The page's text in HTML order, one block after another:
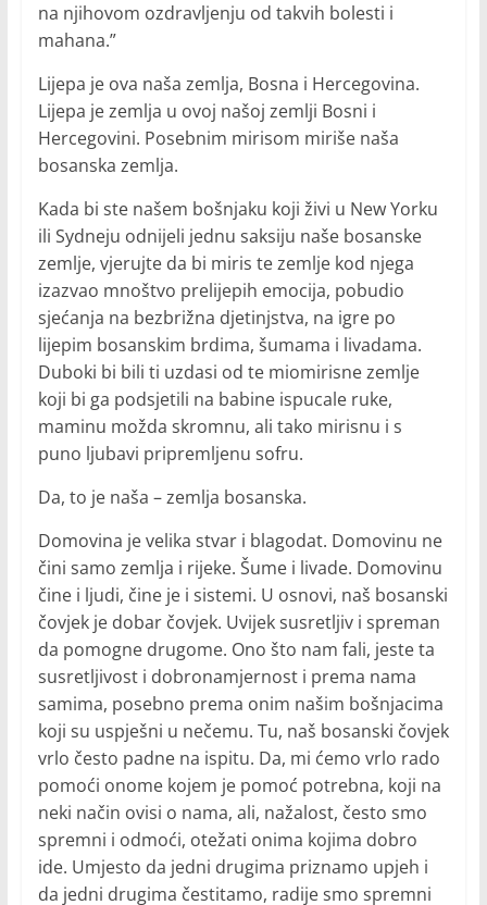
na njihovom ozdravljenju od takvih bolesti i
mahana.”
Lijepa je ova naša zemlja, Bosna i Hercegovina.
Lijepa je zemlja u ovoj našoj zemlji Bosni i
Hercegovini. Posebnim mirisom miriše naša
bosanska zemlja.
Kada bi ste našem bošnjaku koji živi u New Yorku
ili Sydneju odnijeli jednu saksiju naše bosanske
zemlje, vjerujte da bi miris te zemlje kod njega
izazvao mnoštvo prelijepih emocija, pobudio
sjećanja na bezbrižna djetinjstva, na igre po
lijepim bosanskim brdima, šumama i livadama.
Duboki bi bili ti uzdasi od te miomirisne zemlje
koji bi ga podsjetili na babine ispucale ruke,
maminu možda skromnu, ali tako mirisnu i s
puno ljubavi pripremljenu sofru.
Da, to je naša – zemlja bosanska.
Domovina je velika stvar i blagodat. Domovinu ne
čini samo zemlja i rijeke. Šume i livade. Domovinu
čine i ljudi, čine je i sistemi. U osnovi, naš bosanski
čovjek je dobar čovjek. Uvijek susretljiv i spreman
da pomogne drugome. Ono što nam fali, jeste ta
susretljivost i dobronamjernost i prema nama
samima, posebno prema onim našim bošnjacima
koji su uspješni u nečemu. Tu, naš bosanski čovjek
vrlo često padne na ispitu. Da, mi ćemo vrlo rado
pomoći onome kojem je pomoć potrebna, koji na
neki način ovisi o nama, ali, nažalost, često smo
spremni i odmoći, otežati onima kojima dobro
ide. Umjesto da jedni drugima priznamo upjeh i
da jedni drugima čestitamo, radije smo spremni